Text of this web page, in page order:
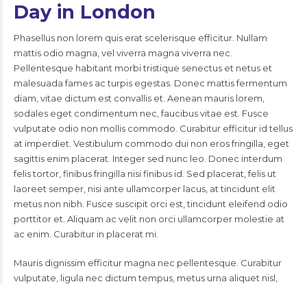
Day in London
Phasellus non lorem quis erat scelerisque efficitur. Nullam
mattis odio magna, vel viverra magna viverra nec.
Pellentesque habitant morbi tristique senectus et netus et
malesuada fames ac turpis egestas. Donec mattis fermentum
diam, vitae dictum est convallis et. Aenean mauris lorem,
sodales eget condimentum nec, faucibus vitae est. Fusce
vulputate odio non mollis commodo. Curabitur efficitur id tellus
at imperdiet. Vestibulum commodo dui non eros fringilla, eget
sagittis enim placerat. Integer sed nunc leo. Donec interdum
felis tortor, finibus fringilla nisi finibus id. Sed placerat, felis ut
laoreet semper, nisi ante ullamcorper lacus, at tincidunt elit
metus non nibh. Fusce suscipit orci est, tincidunt eleifend odio
porttitor et. Aliquam ac velit non orci ullamcorper molestie at
ac enim. Curabitur in placerat mi.
Mauris dignissim efficitur magna nec pellentesque. Curabitur
vulputate, ligula nec dictum tempus, metus urna aliquet nisl,